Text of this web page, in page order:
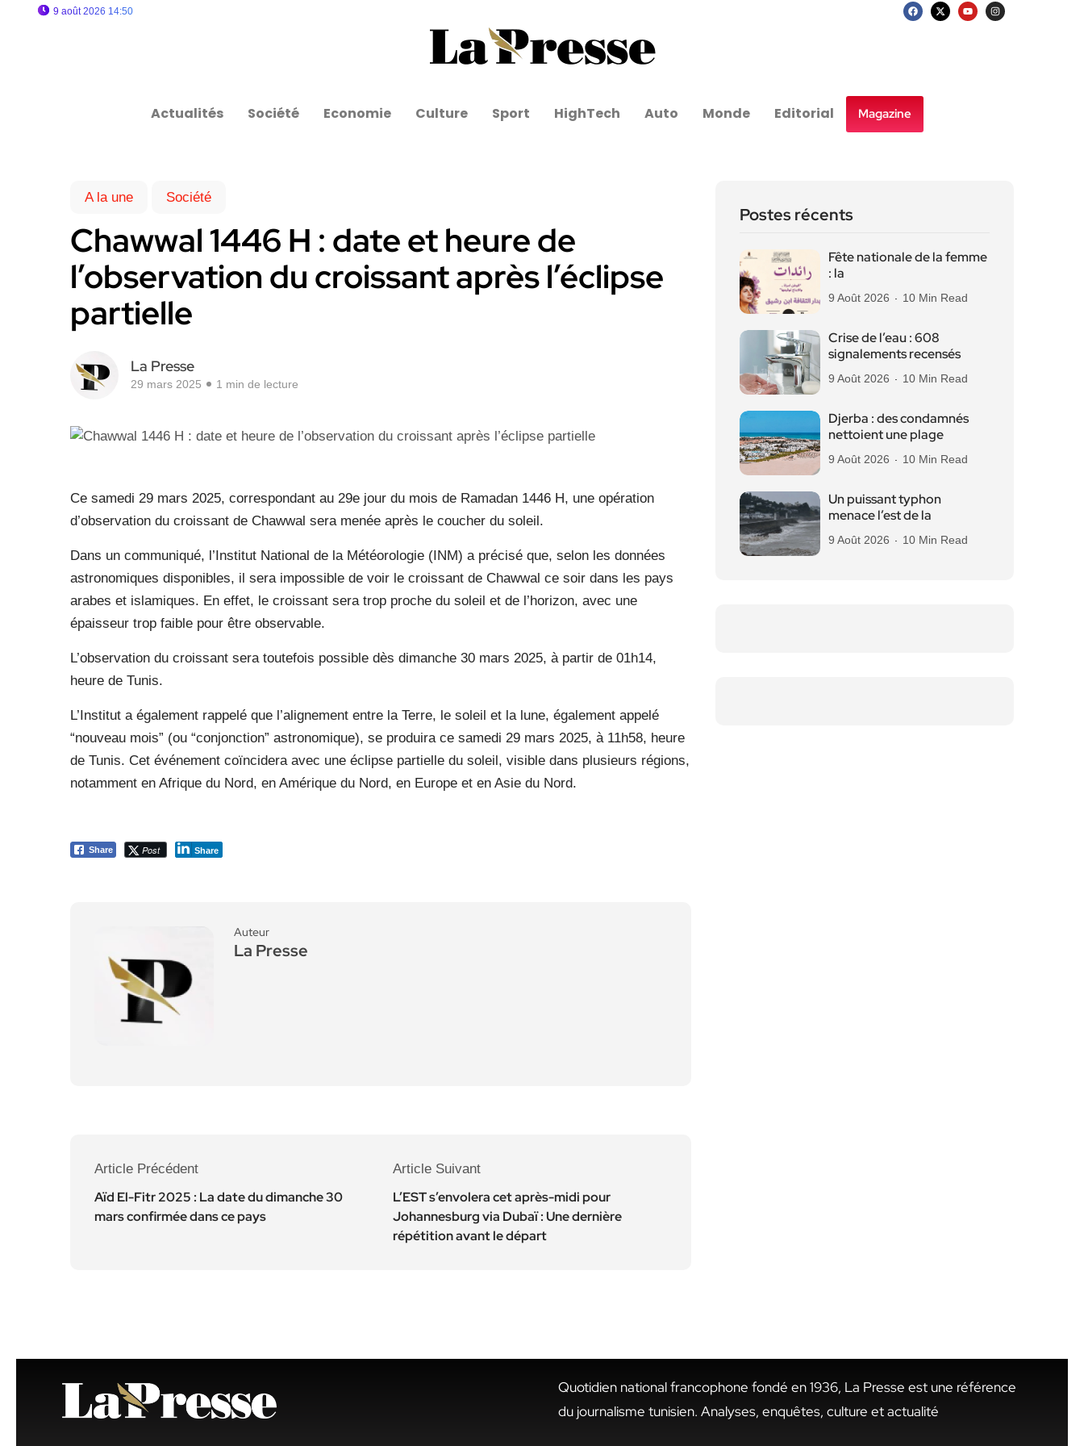
9 août 2026 14:50
Actualités Société Economie Culture Sport HighTech Auto Monde Editorial Magazine
A la une Société
Chawwal 1446 H : date et heure de
l’observation du croissant après l’éclipse
partielle
La Presse
29 mars 2025 1 min de lecture
Ce samedi 29 mars 2025, correspondant au 29e jour du mois de Ramadan 1446 H, une opération
d’observation du croissant de Chawwal sera menée après le coucher du soleil.
Dans un communiqué, l’Institut National de la Météorologie (INM) a précisé que, selon les données
astronomiques disponibles, il sera impossible de voir le croissant de Chawwal ce soir dans les pays
arabes et islamiques. En effet, le croissant sera trop proche du soleil et de l’horizon, avec une
épaisseur trop faible pour être observable.
L’observation du croissant sera toutefois possible dès dimanche 30 mars 2025, à partir de 01h14,
heure de Tunis.
L’Institut a également rappelé que l’alignement entre la Terre, le soleil et la lune, également appelé
“nouveau mois” (ou “conjonction” astronomique), se produira ce samedi 29 mars 2025, à 11h58, heure
de Tunis. Cet événement coïncidera avec une éclipse partielle du soleil, visible dans plusieurs régions,
notamment en Afrique du Nord, en Amérique du Nord, en Europe et en Asie du Nord.
Share Post Share
Auteur
La Presse
Article Précédent
Aïd El-Fitr 2025 : La date du dimanche 30
mars confirmée dans ce pays
Article Suivant
L’EST s’envolera cet après-midi pour
Johannesburg via Dubaï : Une dernière
répétition avant le départ
Postes récents
Fête nationale de la femme
: la
9 Août 2026 10 Min Read
Crise de l’eau : 608
signalements recensés
9 Août 2026 10 Min Read
Djerba : des condamnés
nettoient une plage
9 Août 2026 10 Min Read
Un puissant typhon
menace l’est de la
9 Août 2026 10 Min Read
Quotidien national francophone fondé en 1936, La Presse est une référence
du journalisme tunisien. Analyses, enquêtes, culture et actualité